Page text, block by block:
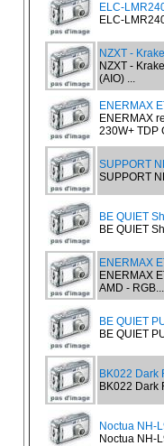
ELC-
ELC-
NZXT -
NZXT -
(AIO) ...
ENERMAX
ENERMAX
230W+ TDP
SUPPORT
SUPPORT
BE QUIET
BE QUIET
ENERMAX
ENERMAX
AMD - RGB...
BE QUIET
BE QUIET
BK022 Dark
BK022 Dark
Noctua NH-
Noctua NH-